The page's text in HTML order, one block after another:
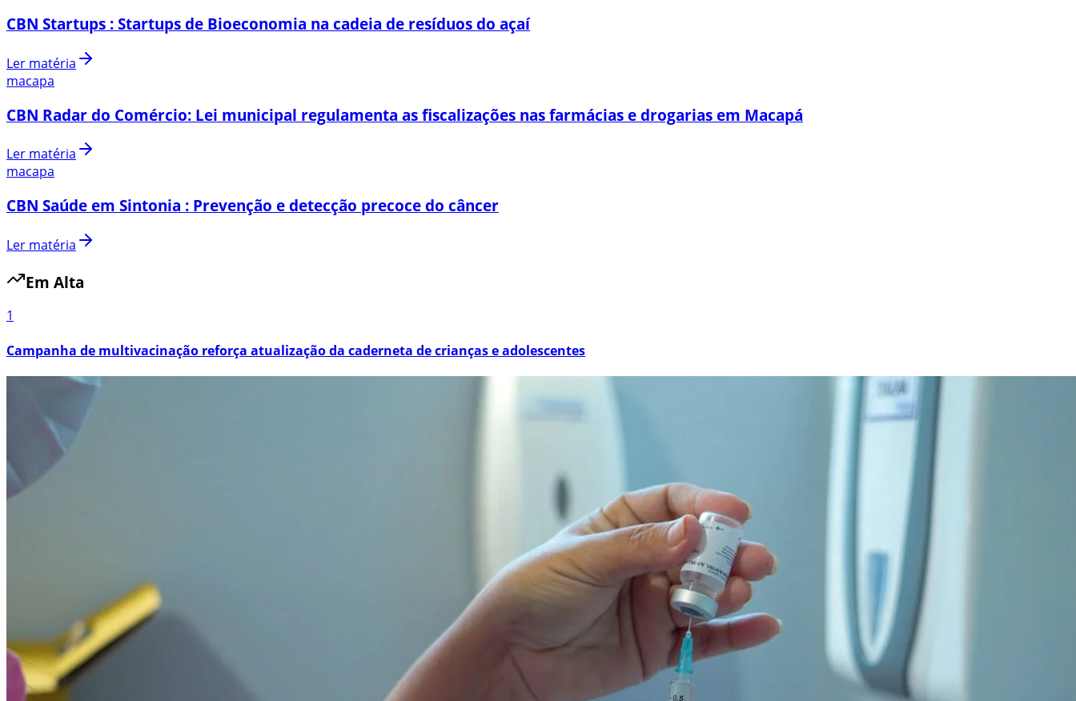
CBN Startups : Startups de Bioeconomia na cadeia de resíduos do açaí
Ler matéria
macapa
CBN Radar do Comércio: Lei municipal regulamenta as fiscalizações nas farmácias e drogarias em Macapá
Ler matéria
macapa
CBN Saúde em Sintonia : Prevenção e detecção precoce do câncer
Ler matéria
Em Alta
1
Campanha de multivacinação reforça atualização da caderneta de crianças e adolescentes